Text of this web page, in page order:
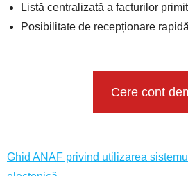
Listă centralizată a facturilor
Posibilitate de recepționare
Cere cont
Ghid ANAF privind utilizarea